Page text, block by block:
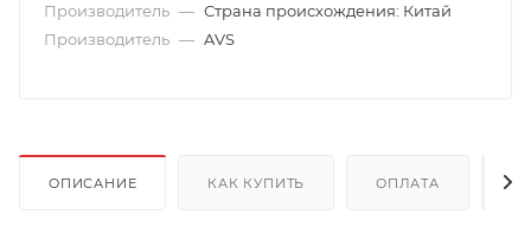
Производитель — Страна происхождения: Китай
Производитель — AVS
ОПИСАНИЕ КАК КУПИТЬ ОПЛАТА